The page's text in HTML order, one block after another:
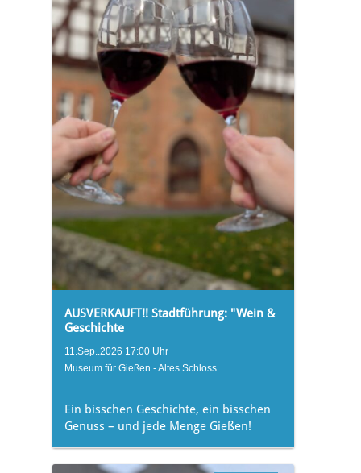
AUSVERKAUFT!! Stadtführung: "Wein &
Geschichte
11.Sep..2026 17:00 Uhr
Museum für Gießen - Altes Schloss
Ein bisschen Geschichte, ein bisschen
Genuss – und jede Menge Gießen!